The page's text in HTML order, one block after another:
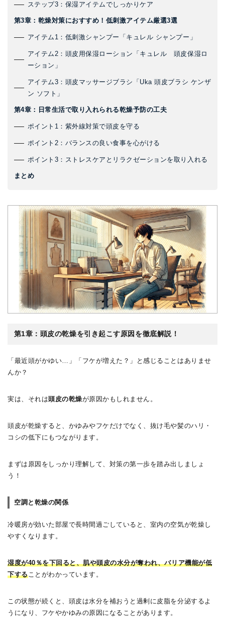
ステップ3：保湿アイテムでしっかりケア
第3章：乾燥対策におすすめ！低刺激アイテム厳選3選
アイテム1：低刺激シャンプー「キュレル シャンプー」
アイテム2：頭皮用保湿ローション「キュレル 頭皮保湿ロ
ーション」
アイテム3：頭皮マッサージブラシ「Uka 頭皮ブラシ ケンザ
ン ソフト」
第4章：日常生活で取り入れられる乾燥予防の工夫
ポイント1：紫外線対策で頭皮を守る
ポイント2：バランスの良い食事を心がける
ポイント3：ストレスケアとリラクゼーションを取り入れる
まとめ
第1章：頭皮の乾燥を引き起こす原因を徹底解説！
「最近頭がかゆい…」「フケが増えた？」と感じることはありませ
んか？
実は、それは頭皮の乾燥が原因かもしれません。
頭皮が乾燥すると、かゆみやフケだけでなく、抜け毛や髪のハリ・
コシの低下にもつながります。
まずは原因をしっかり理解して、対策の第一歩を踏み出しましょ
う！
空調と乾燥の関係
冷暖房が効いた部屋で長時間過ごしていると、室内の空気が乾燥し
やすくなります。
湿度が40％を下回ると、肌や頭皮の水分が奪われ、バリア機能が低
下することがわかっています。
この状態が続くと、頭皮は水分を補おうと過剰に皮脂を分泌するよ
うになり、フケやかゆみの原因になることがあります。